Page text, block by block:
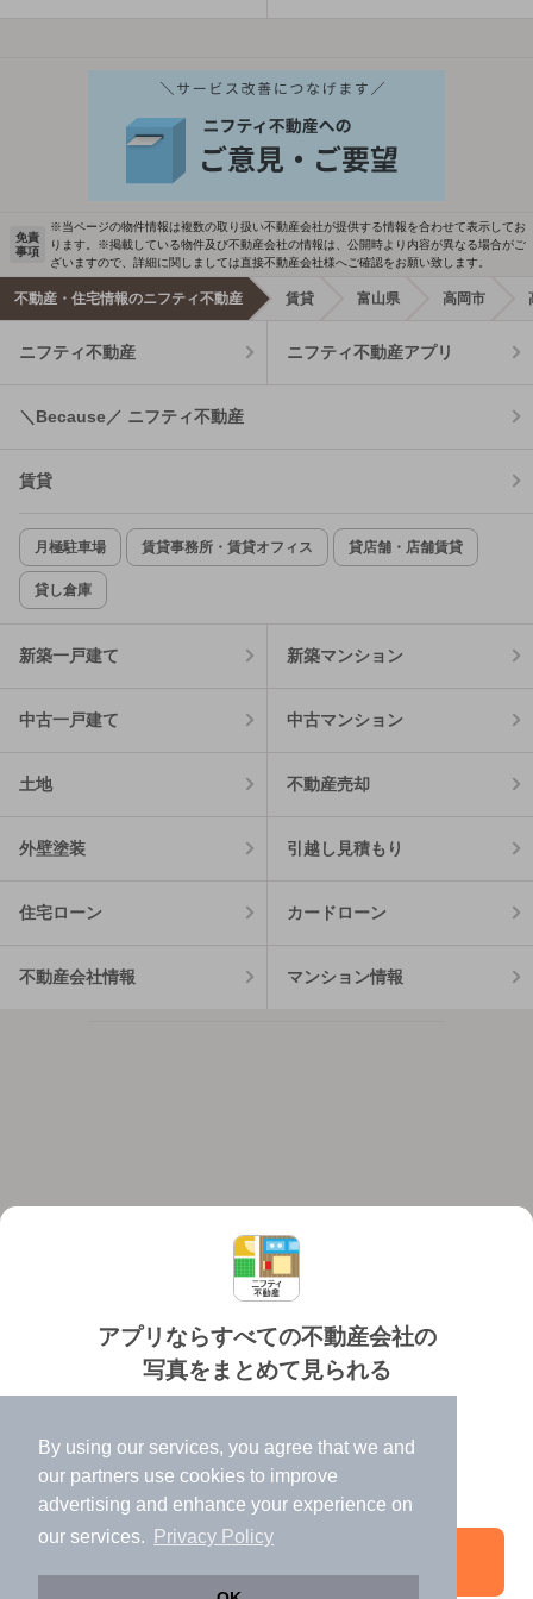
By using our services, you agree that we and
our partners use cookies to improve
advertising and enhance your experience on
our services.
Privacy Policy
アプリならすべての不動産会社の
写真をまとめて見られる
✔️
高速表示で似た物件も見つけやすい
✔️
便利な通知機能も充実
免責
事項
※当ページの物件情報は複数の取り扱い不動産会社が提供する情報を合わせて表示してお
ります。※掲載している物件及び不動産会社の情報は、公開時より内容が異なる場合がご
ざいますので、詳細に関しましては直接不動産会社様へご確認をお願い致します。
不動産・住宅情報のニフティ不動産 賃貸 富山県 高岡市
ニフティ不動産 ニフティ不動産アプリ
＼Because／ ニフティ不動産
賃貸
月極駐車場 賃貸事務所・賃貸オフィス 貸店舗・店舗賃貸
貸し倉庫
新築一戸建て 新築マンション
中古一戸建て 中古マンション
土地 不動産売却
外壁塗装 引越し見積もり
住宅ローン カードローン
不動産会社情報 マンション情報
個人情報保護ポリシー 利用規約
©NIFTY Lifestyle Co., Ltd.